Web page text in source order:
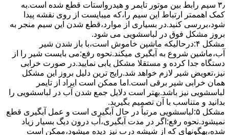
۳٫ ﺳﯿﻢ راﺑﻂ ﺑﯿﻦ ﻣﻮﺗﻮر ﺗﺎﯾﻤﺮ و ﻫﯿﺪرواﺳﺘﺎت ﻗﻄﻊ ﺷﺪه اﺳﺖ.به
کمک اهممتر ارﺗﺒﺎط اﯾﻦ ﺳﯿﻢ را،ﮐﻪ میبایست از روی ﻧﻘﺸﻪ ﭘﯿﺪا
ﺷﻮد،بررسی ﮐﻨﯿﺪ.در ﺑﺴﯿﺎری از موارد،ﻗﻄﻊ ﺷﺪن اﯾﻦ ﺳﯿﻢ ﻣﻨﺠﺮ ﺑﻪ
ﺑﺮوز مشکل ﻓﻮق در لباسشویی می شود.
مشکل ۴:درحالیکه ﻣﺎﺷﯿﻦ ﺧﺎﻣﻮش اﺳﺖ،ﺑﺎ ﺑﺎز ﺷﺪن ﺷﯿﺮ
آب،ﻣﺎﺷﯿﻦ ﺷﺮوع ﺑﻪ آﺑﮕﯿﺮی میکند.نحوه رﻓﻊ:می بایست ﺷﯿﺮ را از
دستگاه جدا کرده و مستقلا مشکل یابی نمایید.در صورت خرابی
نیز،تعویض شیر لازم خواهد شد.رایج ترین دلیل بروز این مشکل
همان خرابی شیر برقی است.اما ممکن است ایراد از تایمر
لباسشویی نیز باشد.بهتر است دلایل جمع شدن آب در لباسشویی را
بدانید و متناسب با آن تصمیم بگیرید.
مشکل ۵:لباسشویی مرتباً در ﺣﺎل آﺑﮕﯿﺮی اﺳﺖ و ﻋﻤﻞ آﺑﮕﯿﺮی ﻗﻄﻊ
نمیشود.نحوه رﻓﻊ:اﮔﺮ در ﻣﺪت آﺑﮕﯿﺮی،آب درون دﯾﮓ ﺑﺴﯿﺎر زﯾﺎد
ﺷﺪه،بهگونهای ﮐﻪ از ﺷﯿﺸﻪ درب ﻧﯿﺰ دﯾﺪه میشود،ممکن است